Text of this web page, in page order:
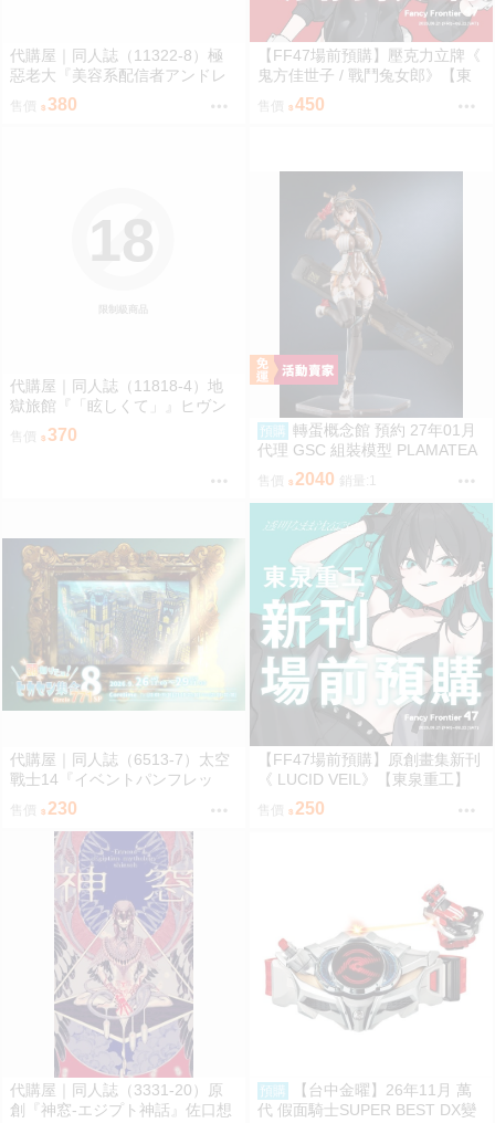
代購屋｜同人誌（11322-8）極
惡老大『美容系配信者アンドレ
アルフスと解説のヴァサゴさ
ん』龍童誠斗 隠秘哲学社
售價 380
【FF47場前預購】壓克力立牌《
鬼方佳世子 / 戰鬥兔女郎》【東
泉重工】[ 蔚藍檔案 ブルアカ / 鬼
方佳世子 カヨコ ]
售價 450
限制級商品
18
代購屋｜同人誌（11818-4）地
獄旅館『「眩しくて」』ヒヴン
ショウ ないない★ぱらだいす
370 預購
轉蛋概念館 預約 27年01月
代理 GSC 組裝模型 PLAMATEA
繪師toridamono MX醬 約16公分
2040 銷量:1
代購屋｜同人誌（6513-7）太空
戰士14『イベントパンフレッ
ト』【頭割り】運営 なては
售價 230
【FF47場前預購】原創畫集新刊
《 LUCID VEIL》【東泉重工】
售價 250
代購屋｜同人誌（3331-20）原
創『神窓-エジプト神話』佐口想
預購
【台中金曜】26年11月 萬
代 假面騎士SUPER BEST DX變